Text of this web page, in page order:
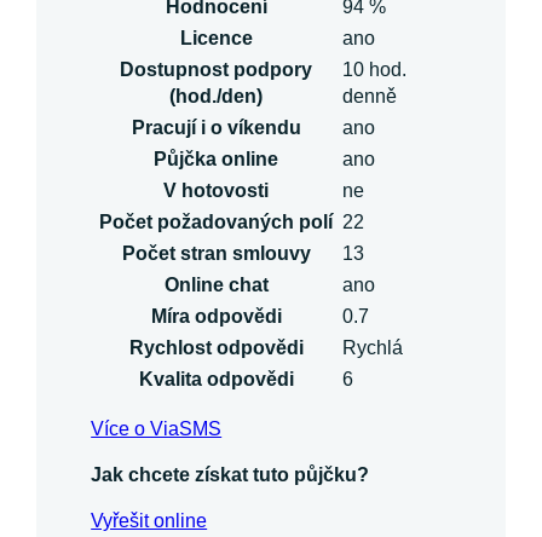
Hodnocení
94 %
Licence
ano
Dostupnost podpory
(hod./den)
10 hod.
denně
Pracují i o víkendu
ano
Půjčka online
ano
V hotovosti
ne
Počet požadovaných polí 22
Počet stran smlouvy
13
Online chat
ano
Míra odpovědi
0.7
Rychlost odpovědi
Rychlá
Kvalita odpovědi
6
Více o ViaSMS
Jak chcete získat tuto půjčku?
Vyřešit online